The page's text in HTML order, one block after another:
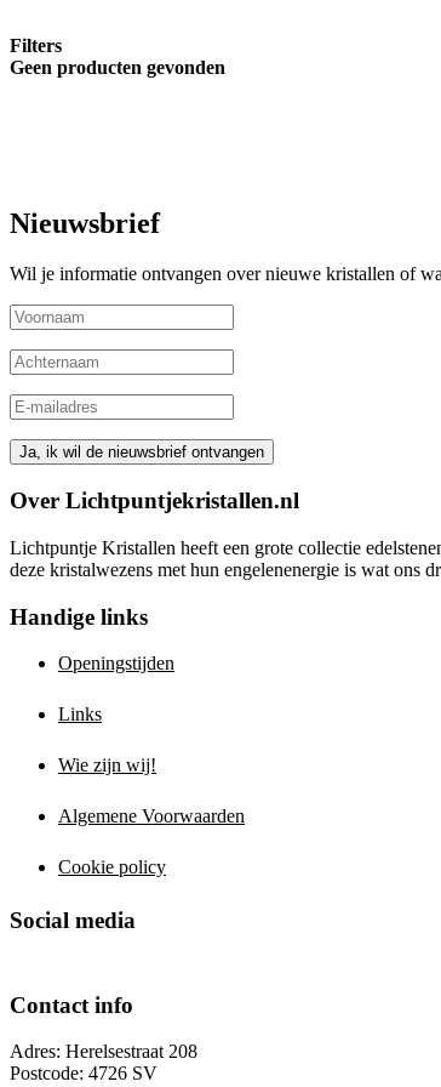
Filters
Geen producten gevonden
Nieuwsbrief
Wil je informatie ontvangen over nieuwe kristallen of
Over Lichtpuntjekristallen.nl
Lichtpuntje Kristallen heeft een grote collectie
deze kristalwezens met hun engelenenergie is wat ons
Handige links
Openingstijden
Links
Wie zijn wij!
Algemene Voorwaarden
Cookie policy
Social media
Contact info
Adres: Herelsestraat 208
Postcode: 4726 SV